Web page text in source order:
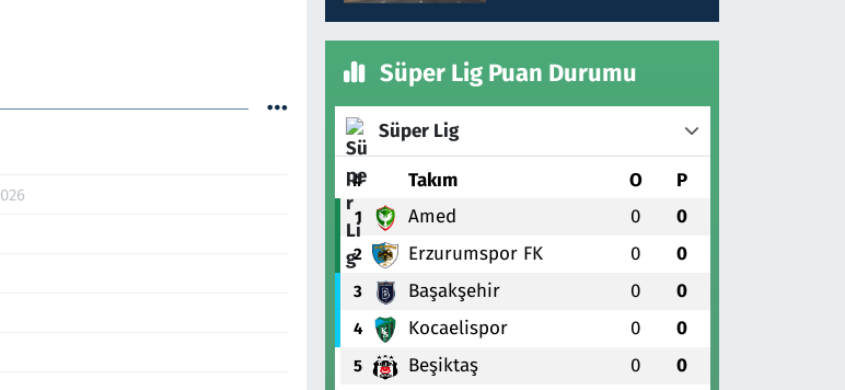
Süper Lig Puan Durumu
Süper Lig
# Takım O P
1 Amed 0 0
2 Erzurumspor FK 0 0
3 Başakşehir 0 0
4 Kocaelispor 0 0
5 Beşiktaş 0 0